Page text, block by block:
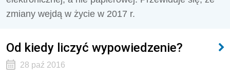
zmiany wejdą w życie w 2017 r.
Od kiedy liczyć wypowiedzenie?
28 paź 2016